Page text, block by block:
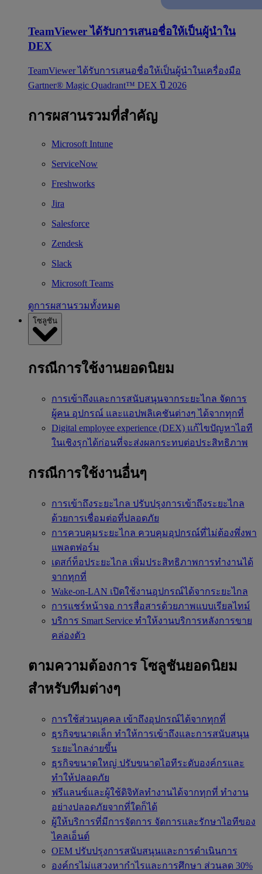
TeamViewer ได้รับการเสนอชื่อให้เป็นผู้นำใน
DEX
TeamViewer ได้รับการเสนอชื่อให้เป็นผู้นำในเครื่องมือ
Gartner® Magic Quadrant™ DEX ปี 2026
การผสานรวมที่สำคัญ
Microsoft Intune
ServiceNow
Freshworks
Jira
Salesforce
Zendesk
Slack
Microsoft Teams
ดูการผสานรวมทั้งหมด
โซลูชัน
กรณีการใช้งานยอดนิยม
การเข้าถึงและการสนับสนุนจากระยะไกล จัดการ
ผู้คน อุปกรณ์ และแอปพลิเคชันต่างๆ ได้จากทุกที่
Digital employee experience (DEX) แก้ไขปัญหาไอที
ในเชิงรุกได้ก่อนที่จะส่งผลกระทบต่อประสิทธิภาพ
กรณีการใช้งานอื่นๆ
การเข้าถึงระยะไกล ปรับปรุงการเข้าถึงระยะไกล
ด้วยการเชื่อมต่อที่ปลอดภัย
การควบคุมระยะไกล ควบคุมอุปกรณ์ที่ไม่ต้องพึ่งพา
แพลตฟอร์ม
เดสก์ท็อประยะไกล เพิ่มประสิทธิภาพการทำงานได้
จากทุกที่
Wake-on-LAN เปิดใช้งานอุปกรณ์ได้จากระยะไกล
การแชร์หน้าจอ การสื่อสารด้วยภาพแบบเรียลไทม์
บริการ Smart Service ทำให้งานบริการหลังการขาย
คล่องตัว
ตามความต้องการ โซลูชันยอดนิยม
สำหรับทีมต่างๆ
การใช้ส่วนบุคคล เข้าถึงอุปกรณ์ได้จากทุกที่
ธุรกิจขนาดเล็ก ทำให้การเข้าถึงและการสนับสนุน
ระยะไกลง่ายขึ้น
ธุรกิจขนาดใหญ่ ปรับขนาดไอทีระดับองค์กรและ
ทำให้ปลอดภัย
ฟรีแลนซ์และผู้ใช้ดิจิทัลทำงานได้จากทุกที่ ทำงาน
อย่างปลอดภัยจากที่ใดก็ได้
ผู้ให้บริการที่มีการจัดการ จัดการและรักษาไอทีของ
ไคลเอ็นต์
OEM ปรับปรุงการสนับสนุนและการดำเนินการ
องค์กรไม่แสวงหากำไรและการศึกษา ส่วนลด 30%